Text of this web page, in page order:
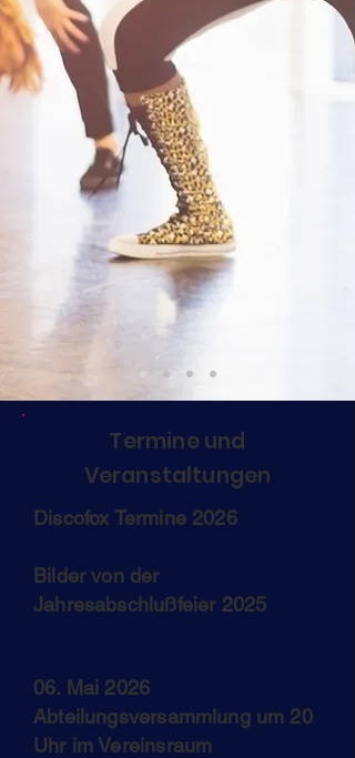
Termine und
Veranstaltungen
Discofox Termine 2026​
Bilder von der
Jahresabschlußfeier 2025
06. Mai 2026
Abteilungsversammlung um 20
Uhr im Vereinsraum